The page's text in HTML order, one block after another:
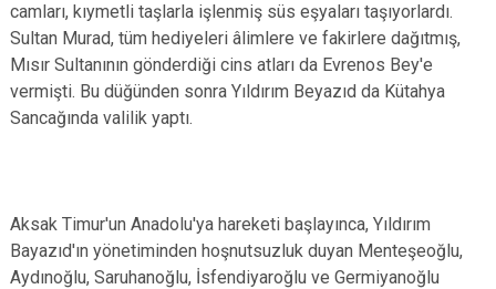
camları, kıymetli taşlarla işlenmiş süs eşyaları taşıyorlardı.
Sultan Murad, tüm hediyeleri âlimlere ve fakirlere dağıtmış,
Mısır Sultanının gönderdiği cins atları da Evrenos Bey'e
vermişti. Bu düğünden sonra Yıldırım Beyazıd da Kütahya
Sancağında valilik yaptı.
Aksak Timur'un Anadolu'ya hareketi başlayınca, Yıldırım
Bayazıd'ın yönetiminden hoşnutsuzluk duyan Menteşeoğlu,
Aydınoğlu, Saruhanoğlu, İsfendiyaroğlu ve Germiyanoğlu